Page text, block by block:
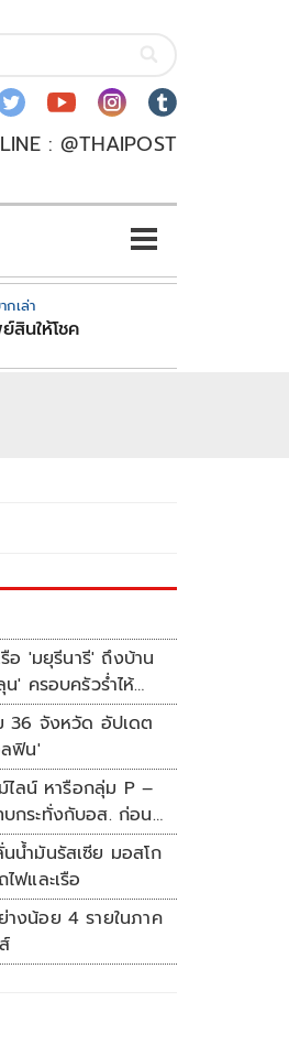
LINE : @THAIPOST
กเล่า
สินให้โชค
รีนารี' ถึงบ้าน
' ครอบครัวร่ำไห้
รเรือ
36 จังหวัด อัปเดต
ฟิน'
ไลน์ หารือกลุ่ม P –
บกระทั่งกับอส. ก่อน
นน้ำมันรัสเซีย มอสโก
ฟและเรือ
งน้อย 4 รายในภาค